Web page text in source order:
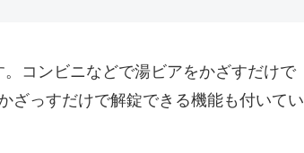
コンビニなどで湯ビアをかざすだけで
ざっすだけで解錠できる機能も付いてい